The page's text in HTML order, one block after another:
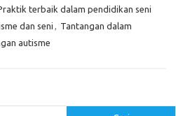
terbaik dalam pendidikan seni
dan seni , Tantangan dalam
autisme